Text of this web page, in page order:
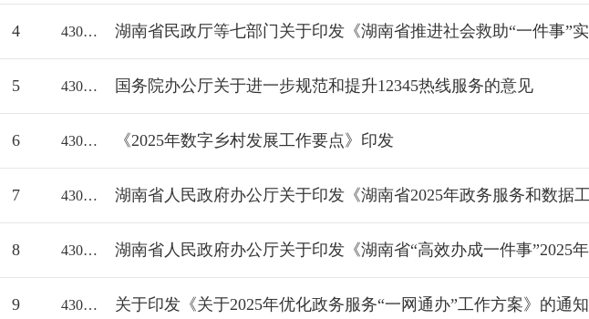
4 43060018112/2025-2331077
5 43060018112/2025-2299825 国务院办公厅关于进一步规范和提升12345热线服务的意见
6 43060018112/2025-2291379 《2025年数字乡村发展工作要点》印发
7 43060018112/2025-2280170
8 43060018112/2025-2278750
9 43060018112/2025-2278748 关于印发《关于2025年优化政务服务“一网通办”工作方案》的通知